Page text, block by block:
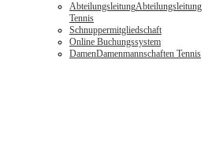
AbteilungsleitungAbteilungsleitung
Tennis
Schnuppermitgliedschaft
Online Buchungssystem
DamenDamenmannschaften Tennis